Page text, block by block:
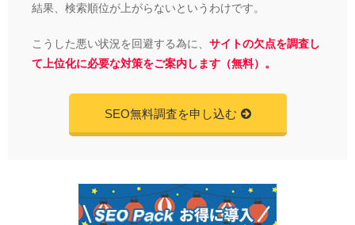
結果、検索順位が上がらないというわけです。
こうした悪い状況を回避する為に、 サイトの欠点を調査し
て上位化に必要な対策をご案内します（無料）。
SEO無料調査を申し込む